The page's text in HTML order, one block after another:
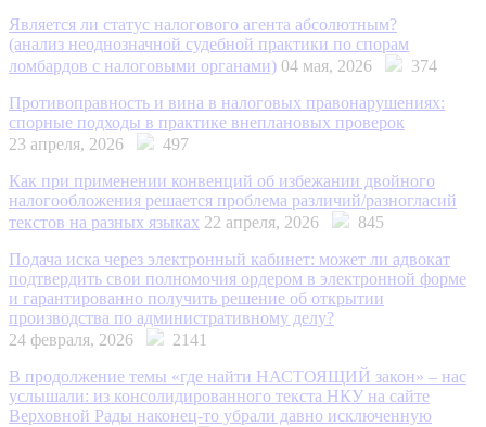
Является ли статус налогового агента абсолютным?
(анализ неоднозначной судебной практики по спорам
ломбардов с налоговыми органами) 04 мая, 2026
374
Противоправность и вина в налоговых правонарушениях:
спорные подходы в практике внеплановых проверок
23 апреля, 2026
497
Как при применении конвенций об избежании двойного
налогообложения решается проблема различий/разногласий
текстов на разных языках 22 апреля, 2026
845
Подача иска через электронный кабинет: может ли адвокат
подтвердить свои полномочия ордером в электронной форме
и гарантированно получить решение об открытии
производства по административному делу?
24 февраля, 2026
2141
В продолжение темы «где найти НАСТОЯЩИЙ закон» – нас
услышали: из консолидированного текста НКУ на сайте
Верховной Рады наконец-то убрали давно исключенную